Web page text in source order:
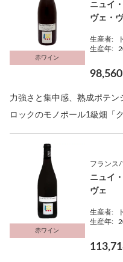
赤ワイン
ニュイ
ヴェ・
生産者:
生産年:
力強さと集中感、熟成ポテン
ロックのモノポール1級畑「
赤ワイン
フランス/
ニュイ
ヴェ
生産者:
生産年: